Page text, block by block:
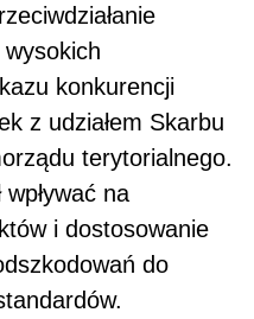
konkurencji
z udziałem Skarbu
terytorialnego.
na
i dostosowanie
do